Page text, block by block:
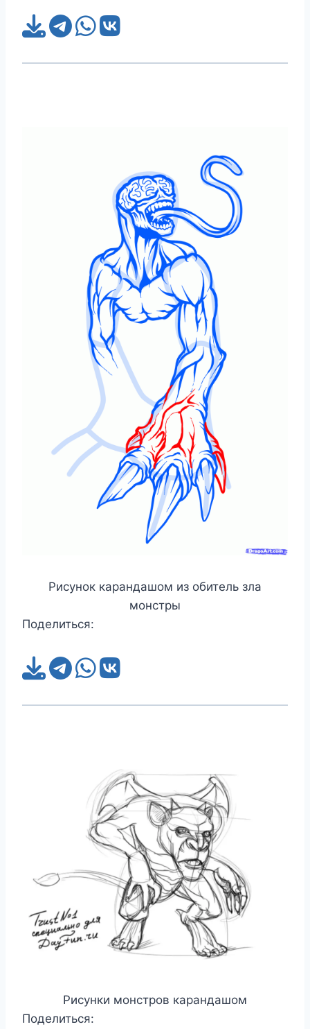
Рисунок карандашом из обитель зла
монстры
Поделиться:
Рисунки монстров карандашом
Поделиться: